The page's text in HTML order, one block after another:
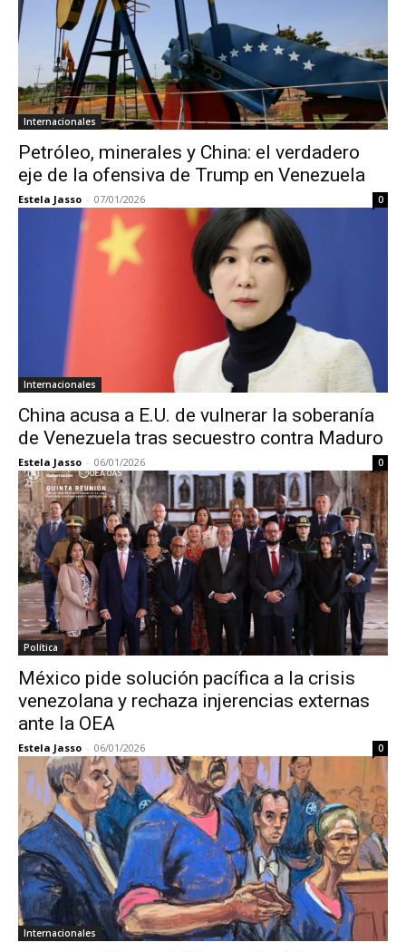
Internacionales
Petróleo, minerales y China: el verdadero
eje de la ofensiva de Trump en Venezuela
Estela Jasso - 07/01/2026 0
Internacionales
China acusa a E.U. de vulnerar la soberanía
de Venezuela tras secuestro contra Maduro
Estela Jasso - 06/01/2026 0
Política
México pide solución pacífica a la crisis
venezolana y rechaza injerencias externas
ante la OEA
Estela Jasso - 06/01/2026 0
Internacionales